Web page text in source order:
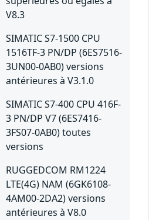
V8.3
SIMATIC S7-1500 CPU
1516TF-3 PN/DP (6ES7516-
3UN00-0AB0) versions
antérieures à V3.1.0
SIMATIC S7-400 CPU 416F-
3 PN/DP V7 (6ES7416-
3FS07-0AB0) toutes
versions
RUGGEDCOM RM1224
LTE(4G) NAM (6GK6108-
4AM00-2DA2) versions
antérieures à V8.0